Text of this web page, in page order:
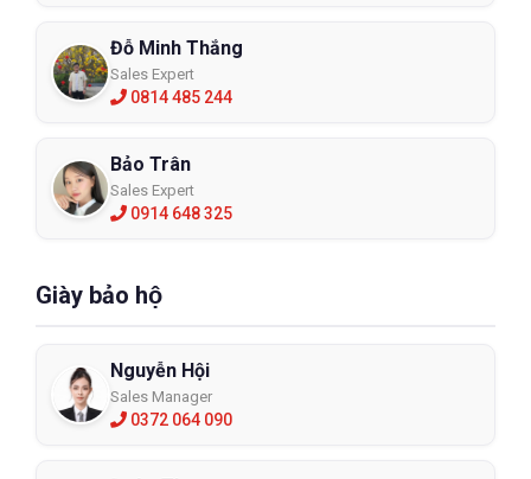
Đỗ Minh Thắng
Sales Expert
0814 485 244
Bảo Trân
Sales Expert
0914 648 325
Giày bảo hộ
Nguyễn Hội
Sales Manager
0372 064 090